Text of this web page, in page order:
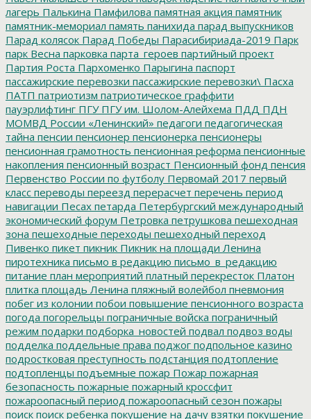
лагерь Палькина Памфилова памятная акция памятник
памятник-мемориал память панихида парад выпускников
Парад колясок Парад Победы Парасибириада-2019 Парк
парк Весна парковка парта_героев партийный проект
Партия Роста Пархоменко Парыгина паспорт
пассажирские перевозки пассажирские перевозки\ Пасха
ПАТП патриотизм патриотическое граффити
пауэрлифтинг ПГУПГУ им. Шолом-Алейхема ПДД ПДН
МОМВД России «Ленинский» педагоги педагогическая
тайна пенсии пенсионер пенсионерка пенсионеры
пенсионная грамотность пенсионная реформа пенсионные
накопления пенсионный возраст Пенсионный фонд пенсия
Первенство России по футболу Первомай 2017 первый
класс переводы переезд перерасчет перечень период
навигации Песах петарда Петербургский международный
экономический форум Петровка петрушкова пешеходная
зона пешеходные переходы пешеходный переход
Пивенко пикет пикник Пикник на площади Ленина
пиротехника письмо в редакцию письмо_в_редакцию
питание план мероприятий платный перекресток Платон
плитка площадь Ленина пляжный волейбол пневмония
побег из колонии побои повышение пенсионного возраста
погода погорельцы пограничные войска пограничный
режим подарки подборка_новостей подвал подвоз воды
подделка поддельные права поджог подпольное казино
подростковая преступность подстанция подтопление
подтопленцы подъемные пожар Пожар пожарная
безопасность пожарные пожарный кроссфит
пожароопасный период пожароопасный сезон пожары
поиск поиск ребенка покушение на дачу взятки покушение